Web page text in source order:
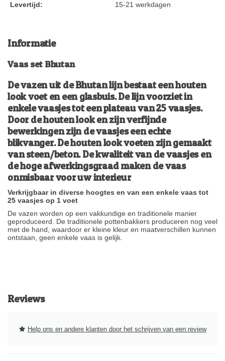
Levertijd: 15-21 werkdagen
Informatie
Vaas set Bhutan
De vazen uit de Bhutan lijn bestaat een houten
look voet en een glasbuis. De lijn voorziet in
enkele vaasjes tot een plateau van 25 vaasjes.
Door de houten look en zijn verfijnde
bewerkingen zijn de vaasjes een echte
blikvanger. De houten look voeten zijn gemaakt
van steen/beton. De kwaliteit van de vaasjes en
de hoge afwerkingsgraad maken de vaas
onmisbaar voor uw interieur
Verkrijgbaar in diverse hoogtes en van een enkele vaas tot
25 vaasjes op 1 voet
De vazen worden op een vakkundige en traditionele manier
geproduceerd. De traditionele pottenbakkers produceren nog veel
met de hand, waardoor er kleine kleur en maatverschillen kunnen
ontstaan, geen enkele vaas is gelijk.
Reviews
Help ons en andere klanten door het schrijven van een review